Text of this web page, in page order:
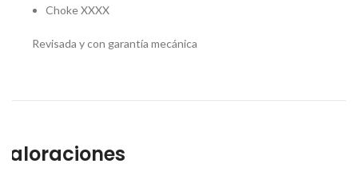
Choke XXXX
Revisada y con garantía mecánica